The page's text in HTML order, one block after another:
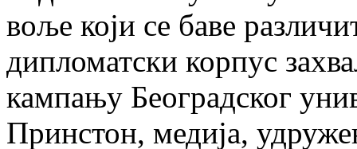
воље који се баве
дипломатски корпус
кампању Београдског
Принстон, медија,